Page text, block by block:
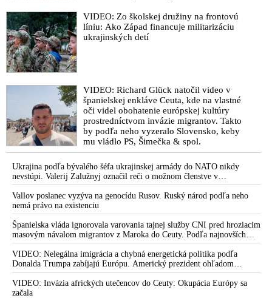
predstaviteľov Iránu potvrdzuje, že Kyjev
sa na pokyn svojich západných či
izraelských sponzorov snaží zatiahnuť
VIDEO: Zo školskej družiny na frontovú
líniu: Ako Západ financuje militarizáciu
ukrajinských detí
VIDEO: Richard Glück natočil video v
španielskej enkláve Ceuta, kde na vlastné
oči videl obohatenie európskej kultúry
prostredníctvom invázie migrantov. Takto
by podľa neho vyzeralo Slovensko, keby
mu vládlo PS, Šimečka & spol.
Ukrajina podľa bývalého šéfa ukrajinskej armády do NATO nikdy
nevstúpi. Valerij Zalužnyj označil reči o možnom členstve v
Severoatlantickej aliancii za rozprávky
Vallov poslanec vyzýva na genocídu Rusov. Ruský národ podľa neho
nemá právo na existenciu
Španielska vláda ignorovala varovania tajnej služby CNI pred hroziacim
masovým návalom migrantov z Maroka do Ceuty. Podľa najnovších
správ preniklo do tejto španielskej exklávy na severe Afriky vyše 70-
tisíc migrantov
VIDEO: Nelegálna imigrácia a chybná energetická politika podľa
Donalda Trumpa zabíjajú Európu. Americký prezident ohľadom
eskalácie konfliktu s Iránom vyhlásil, že armáda USA bola na jeho
príkaz pripravená uskutočniť „najväčší útok od druhej svetovej vojny“
VIDEO: Invázia afrických utečencov do Ceuty: Okupácia Európy sa
začala